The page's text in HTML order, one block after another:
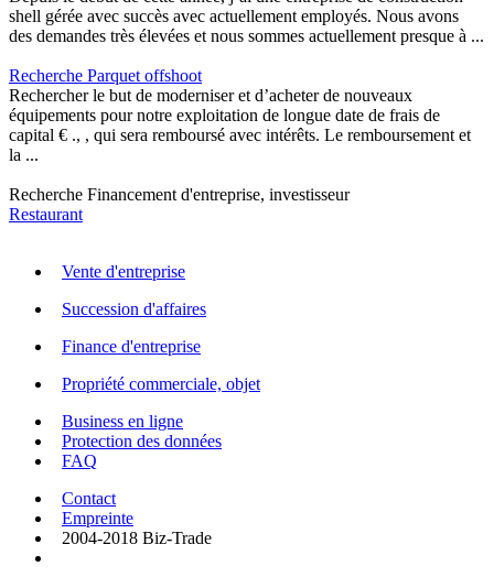
shell gérée avec succès avec actuellement employés. Nous avons
des demandes très élevées et nous sommes actuellement presque à ...
Recherche Parquet offshoot
Rechercher le but de moderniser et d’acheter de nouveaux
équipements pour notre exploitation de longue date de frais de
capital € ., , qui sera remboursé avec intérêts. Le remboursement et
la ...
Recherche Financement d'entreprise, investisseur
Restaurant
Vente d'entreprise
Succession d'affaires
Finance d'entreprise
Propriété commerciale, objet
Business en ligne
Protection des données
FAQ
Contact
Empreinte
2004-2018 Biz-Trade